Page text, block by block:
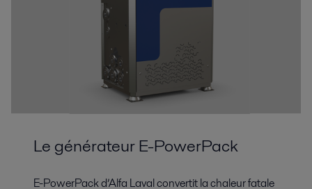
Le générateur E-PowerPack
E-PowerPack d’Alfa Laval convertit la chaleur fatale